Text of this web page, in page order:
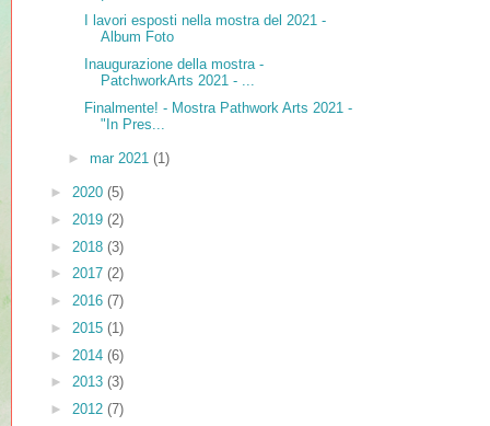
I lavori esposti nella mostra del 2021 -
Album Foto
Inaugurazione della mostra -
PatchworkArts 2021 - ...
Finalmente! - Mostra Pathwork Arts 2021 -
"In Pres...
► mar 2021 (1)
► 2020 (5)
► 2019 (2)
► 2018 (3)
► 2017 (2)
► 2016 (7)
► 2015 (1)
► 2014 (6)
► 2013 (3)
► 2012 (7)